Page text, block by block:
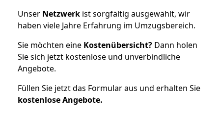
Unser Netzwerk ist sorgfältig ausgewählt, wir
haben viele Jahre Erfahrung im Umzugsbereich.
Sie möchten eine Kostenübersicht? Dann holen
Sie sich jetzt kostenlose und unverbindliche
Angebote.
Füllen Sie jetzt das Formular aus und erhalten Sie
kostenloseAngebote.